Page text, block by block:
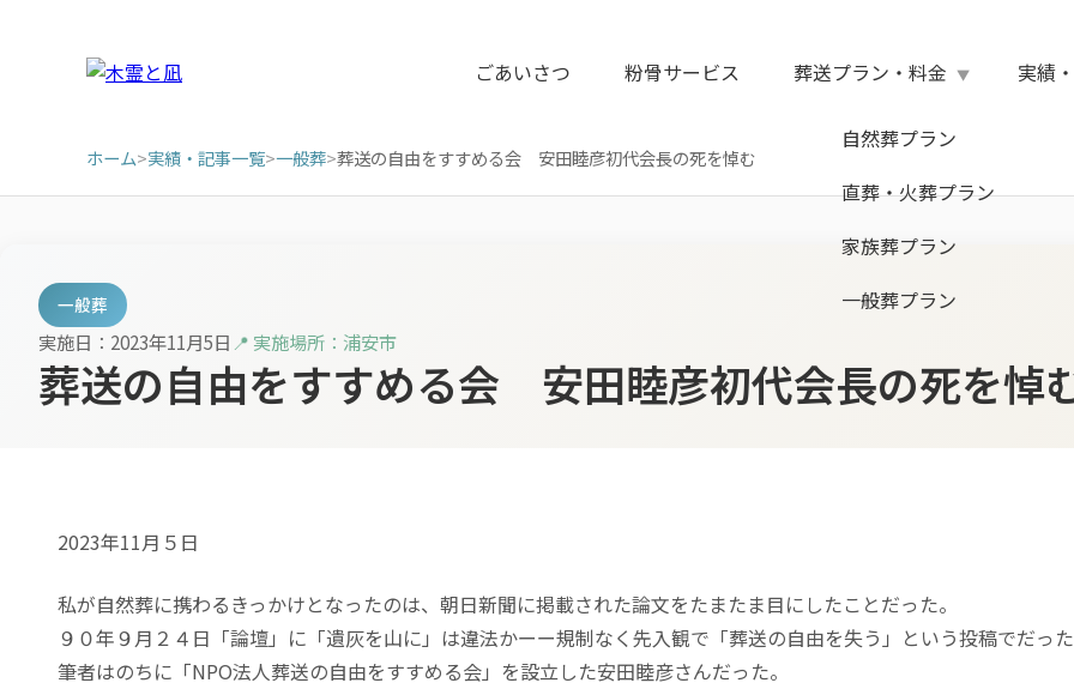
ごあいさつ 粉骨サービス 葬送プラン・料金
自然葬プラン
直葬・火葬プラン
家族葬プラン
一般葬プラン
実績
ホーム>実績・記事一覧>一般葬>葬送の自由をすすめる会 安田睦彦初代会長の死を悼む
一般葬
実施日：2023年11月5日 📍 実施場所：浦安市
葬送の自由をすすめる会 安田睦彦初代会長の死を悼
2023年11月５日
私が自然葬に携わるきっかけとなったのは、朝日新聞に掲載された論文をたまたま目にしたことだった。
９０年９月２４日「論壇」に「遺灰を山に」は違法かーー規制なく先入観で「葬送の自由を失う」という投稿でだっ
筆者はのちに「NPO法人葬送の自由をすすめる会」を設立した安田睦彦さんだった。